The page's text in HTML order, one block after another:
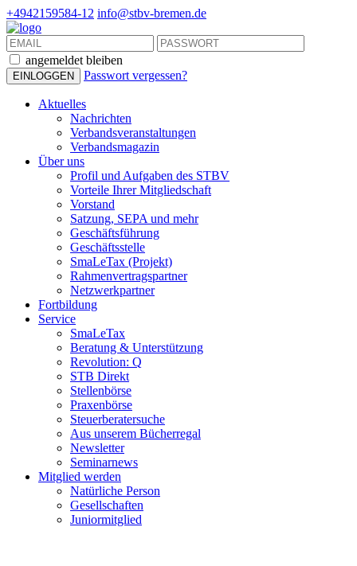
+4942159584-12 info@stbv-bremen.de
angemeldet bleiben
Passwort vergessen?
Aktuelles
Nachrichten
Verbandsveranstaltungen
Verbandsmagazin
Über uns
Profil und Aufgaben des STBV
Vorteile Ihrer Mitgliedschaft
Vorstand
Satzung, SEPA und mehr
Geschäftsführung
Geschäftsstelle
SmaLeTax (Projekt)
Rahmenvertragspartner
Netzwerkpartner
Fortbildung
Service
SmaLeTax
Beratung & Unterstützung
Revolution: Q
STB Direkt
Stellenbörse
Praxenbörse
Steuerberatersuche
Aus unserem Bücherregal
Newsletter
Seminarnews
Mitglied werden
Natürliche Person
Gesellschaften
Juniormitglied